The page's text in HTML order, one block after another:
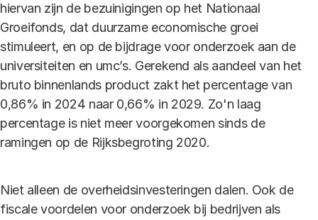
hiervan zijn de bezuinigingen op het Nationaal
Groeifonds, dat duurzame economische groei
stimuleert, en op de bijdrage voor onderzoek aan de
universiteiten en umc’s. Gerekend als aandeel van het
bruto binnenlands product zakt het percentage van
0,86% in 2024 naar 0,66% in 2029. Zo'n laag
percentage is niet meer voorgekomen sinds de
ramingen op de Rijksbegroting 2020.
Niet alleen de overheidsinvesteringen dalen. Ook de
fiscale voordelen voor onderzoek bij bedrijven als